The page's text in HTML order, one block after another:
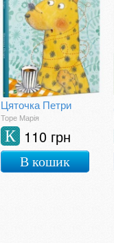
Цяточка Петри
Торе Марія
110 грн
К
В кошик